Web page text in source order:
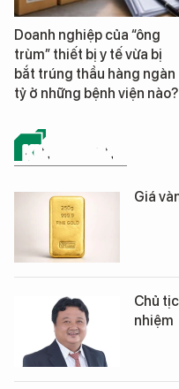
Doanh nghiệp của “ông
trùm” thiết bị y tế vừa bị
bắt trúng thầu hàng ngàn
tỷ ở những bệnh viện nào?
KINH DOANH
Giá
Chủ
nhiệm